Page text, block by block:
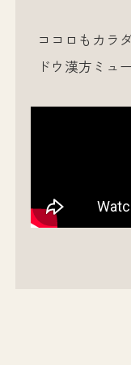
ココロもカラ
ドウ漢方ミュ